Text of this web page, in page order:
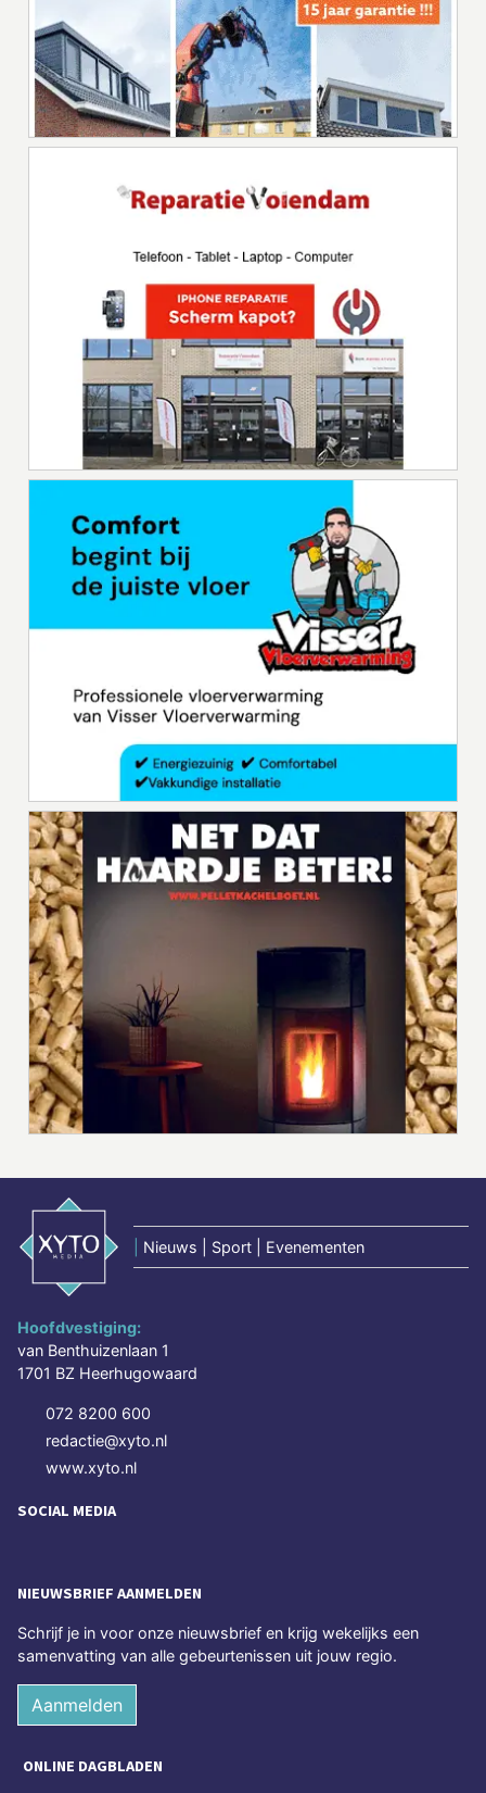
Nieuws | Sport | Evenementen
Hoofdvestiging:
van Benthuizenlaan 1
1701 BZ Heerhugowaard
072 8200 600
redactie@xyto.nl
www.xyto.nl
SOCIAL MEDIA
NIEUWSBRIEF AANMELDEN
Schrijf je in voor onze nieuwsbrief en krijg wekelijks een
samenvatting van alle gebeurtenissen uit jouw regio.
Aanmelden
ONLINE DAGBLADEN